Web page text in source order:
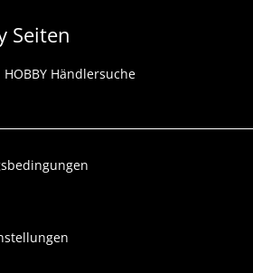
Seiten
HOBBY Händlersuche